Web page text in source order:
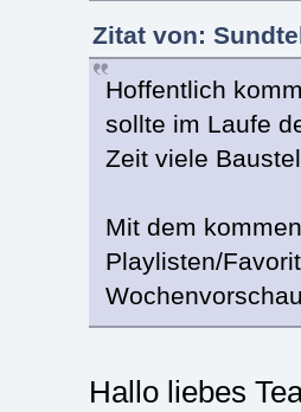
Zitat von:
Hoffentlich
sollte im Laufe
Zeit viele
Mit dem
Playlisten/
Hallo liebes